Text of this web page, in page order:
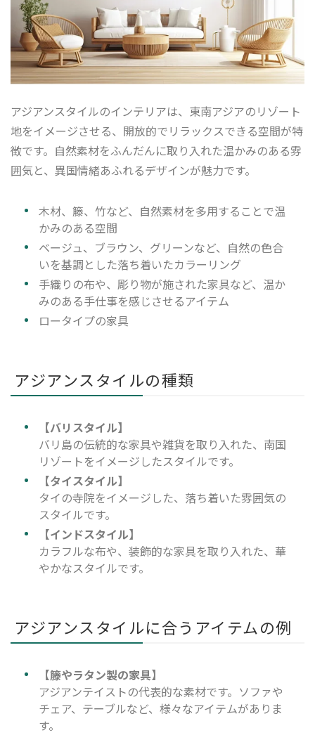
アジアンスタイルのインテリアは、東南アジアのリゾート
地をイメージさせる、開放的でリラックスできる空間が特
徴です。自然素材をふんだんに取り入れた温かみのある雰
囲気と、異国情緒あふれるデザインが魅力です。
木材、籐、竹など、自然素材を多用することで温
かみのある空間
ベージュ、ブラウン、グリーンなど、自然の色合
いを基調とした落ち着いたカラーリング
手織りの布や、彫り物が施された家具など、温か
みのある手仕事を感じさせるアイテム
ロータイプの家具
アジアンスタイルの種類
【バリスタイル】
バリ島の伝統的な家具や雑貨を取り入れた、南国
リゾートをイメージしたスタイルです。
【タイスタイル】
タイの寺院をイメージした、落ち着いた雰囲気の
スタイルです。
【インドスタイル】
カラフルな布や、装飾的な家具を取り入れた、華
やかなスタイルです。
アジアンスタイルに合うアイテムの例
【籐やラタン製の家具】
アジアンテイストの代表的な素材です。ソファや
チェア、テーブルなど、様々なアイテムがありま
す。